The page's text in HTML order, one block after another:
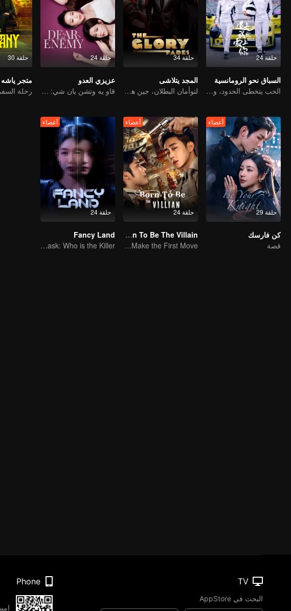
حلقة 24
السباق نحو الرومانسية
الحب يتخطى الحدود، والمجد متحد كشركاء
حلقة 34
المجد يتلاشى
لتوأمان البطلان، جين هان وتشو جونوي، يسيطران على المملكة
حلقة 24
عزيزي العدو
قاو يه وتشن يان شي: من أفضل الأصدقاء إلى أعداء لدودين
حلقة 30
متجر
حلقة 29
أعضاء
كن فارسك
قصة
حلقة 24
أعضاء
Born To Be The Villain
A Simp Transmigrates, The Beauties Make the First Move
حلقة 24
أعضاء
Fancy Land
Behind the Mask: Who is the Killer?
TV
البحث في AppStore
Phone